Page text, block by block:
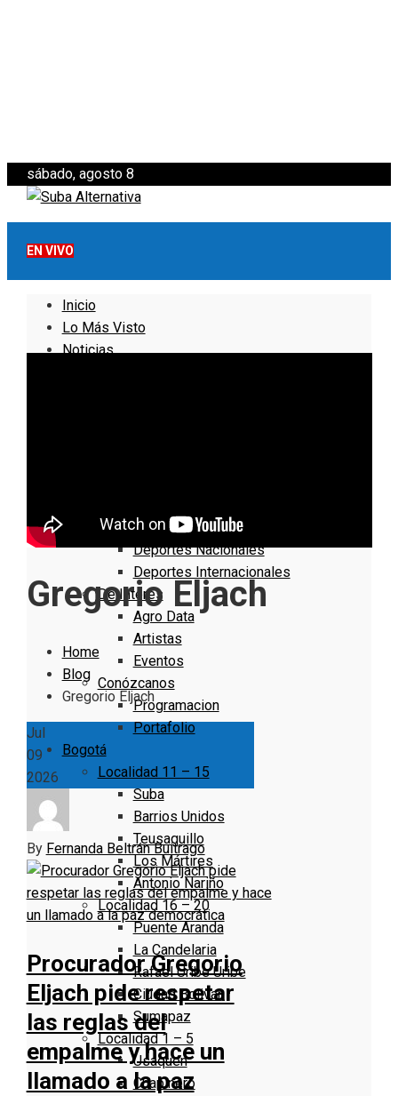
sábado, agosto 8
EN VIVO
Inicio
Lo Más Visto
Noticias
Deportes Locales
Deportes Nacionales
Deportes Internacionales
De Interés
Agro Data
Artistas
Eventos
Conózcanos
Programacion
Portafolio
Bogotá
Localidad 11 – 15
Suba
Barrios Unidos
Teusaquillo
Los Mártires
Antonio Nariño
Localidad 16 – 20
Puente Aranda
La Candelaria
Rafael Uribe Uribe
Ciudad Bolivar
Sumapaz
Localidad 1 – 5
Usaquen
Chapinero
Gregorio Eljach
Home
Blog
Gregorio Eljach
Jul
09
2026
By Fernanda Beltrán Buitrago
Procurador Gregorio
Eljach pide respetar
las reglas del
empalme y hace un
llamado a la paz